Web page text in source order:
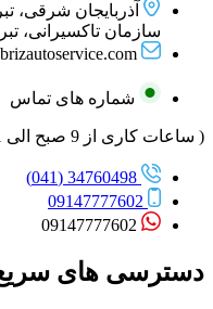
آذربایجان شرقی،
سازمان تاکسیرانی،
شماره های تماس
( ساعات کاری از 9 صبح الی 21 )
34760498 (041)
09147777602
09147777602
دسترسی های